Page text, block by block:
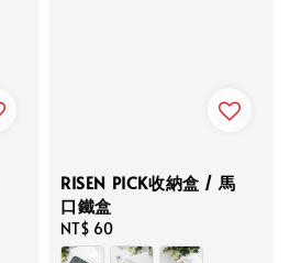
RISEN PICK收納盒 / 馬
口鐵盒
Regular
price
NT$ 60